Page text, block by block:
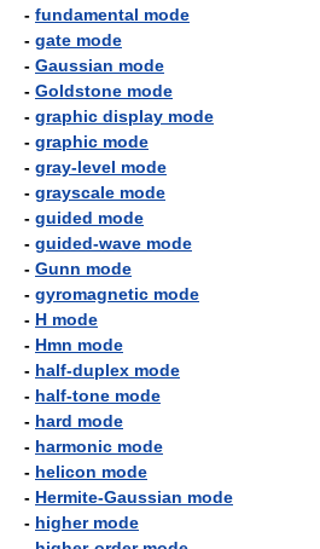
- fundamental mode
- gate mode
- Gaussian mode
- Goldstone mode
- graphic display mode
- graphic mode
- gray-level mode
- grayscale mode
- guided mode
- guided-wave mode
- Gunn mode
- gyromagnetic mode
- H mode
- Hmn mode
- half-duplex mode
- half-tone mode
- hard mode
- harmonic mode
- helicon mode
- Hermite-Gaussian mode
- higher mode